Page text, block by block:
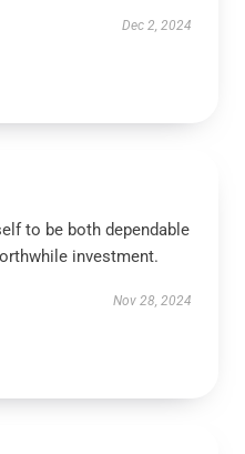
Dec 2, 2024
to be both dependable
investment.
Nov 28, 2024